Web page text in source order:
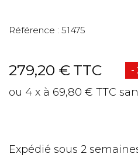
Référence : 51475
279,20 € TTC -
ou 4 x à 69,80 € TTC
Expédié sous 2